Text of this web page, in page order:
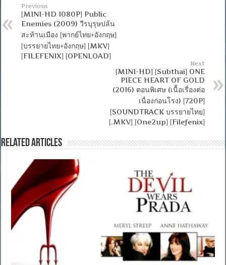
Previous
[MINI-HD 1080P] Public
Enemies (2009) วีรบุรุษปล้น
สะท้านเมือง [พากย์ไทย+อังกฤษ]
[บรรยายไทย+อังกฤษ] [MKV]
[FILEFENIX] [OPENLOAD]
Next
[MINI-HD] [Subthai] ONE
PIECE HEART OF GOLD
(2016) ตอนพิเศษ (เนื้อเรื่องต่อ
เนื่องก่อนโรง) [720P]
[SOUNDTRACK บรรยายไทย]
[.MKV] [One2up] [Filefenix]
Related Articles